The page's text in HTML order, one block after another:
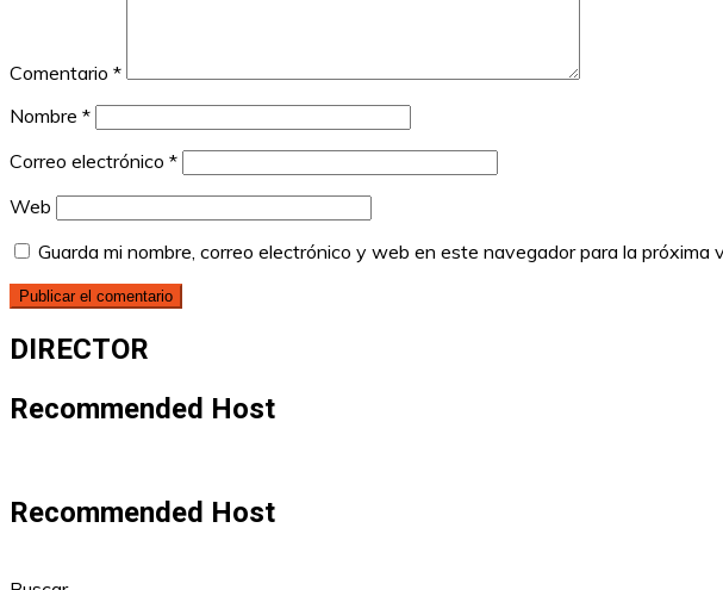
Comentario *
Nombre *
Correo electrónico *
Web
Guarda mi nombre, correo electrónico y web en este navegador para la próxima
DIRECTOR
Recommended Host
Recommended Host